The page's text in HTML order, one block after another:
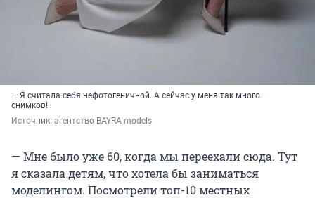
— Я считала себя нефотогеничной. А сейчас у меня так много
снимков!
Источник: агентство BAYRA models
— Мне было уже 60, когда мы переехали сюда. Тут
я сказала детям, что хотела бы заниматься
моделингом. Посмотрели топ-10 местных